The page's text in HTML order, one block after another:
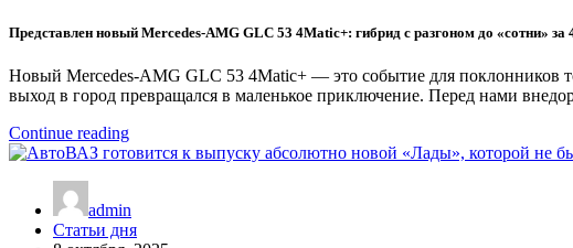
Представлен новый Mercedes-AMG GLC 53 4Matic+: гибрид с разгоном до «сотни» за
Новый Mercedes-AMG GLC 53 4Matic+ — это событие для поклонников
выход в город превращался в маленькое приключение. Перед нами
Continue reading
admin
Статьи дня